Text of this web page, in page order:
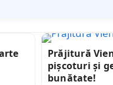
Prăjitură
pișcoturi și
bunătate!